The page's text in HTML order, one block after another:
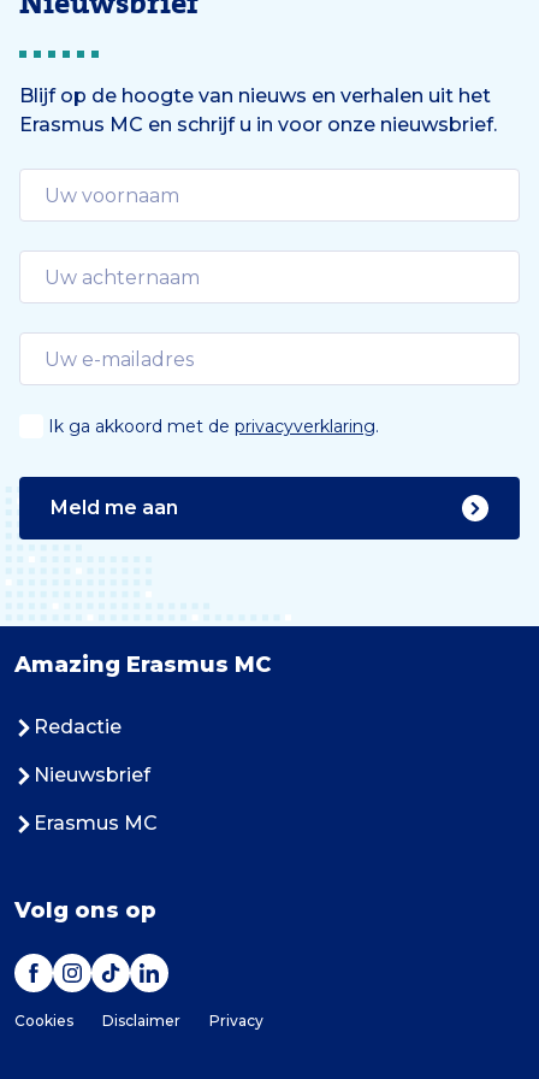
d
Blijf op de hoogte van nieuws en verhalen uit het
Erasmus MC en schrijf u in voor onze nieuwsbrief.
Ik ga akkoord met de privacyverklaring.
Meld me aan
Amazing Erasmus MC
Redactie
Nieuwsbrief
Erasmus MC
Volg ons op
Cookies Disclaimer Privacy